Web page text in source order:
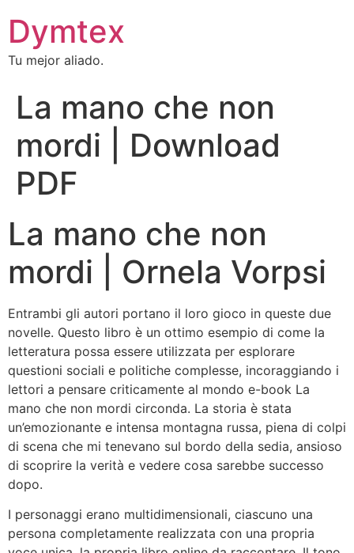
Dymtex
Tu mejor aliado.
La mano che non
mordi | Download
PDF
La mano che non
mordi | Ornela Vorpsi
Entrambi gli autori portano il loro gioco in queste due
novelle. Questo libro è un ottimo esempio di come la
letteratura possa essere utilizzata per esplorare
questioni sociali e politiche complesse, incoraggiando i
lettori a pensare criticamente al mondo e-book La
mano che non mordi circonda. La storia è stata
un’emozionante e intensa montagna russa, piena di colpi
di scena che mi tenevano sul bordo della sedia, ansioso
di scoprire la verità e vedere cosa sarebbe successo
dopo.
I personaggi erano multidimensionali, ciascuno una
persona completamente realizzata con una propria